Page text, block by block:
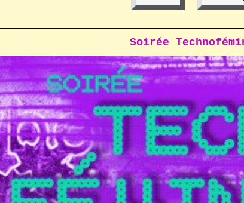
Numériques
Nouvelle
fenêtre
Soirée